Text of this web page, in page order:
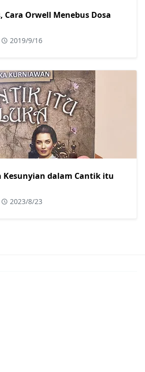
Cara Orwell Menebus Dosa
2019/9/16
Kesunyian dalam Cantik itu
2023/8/23